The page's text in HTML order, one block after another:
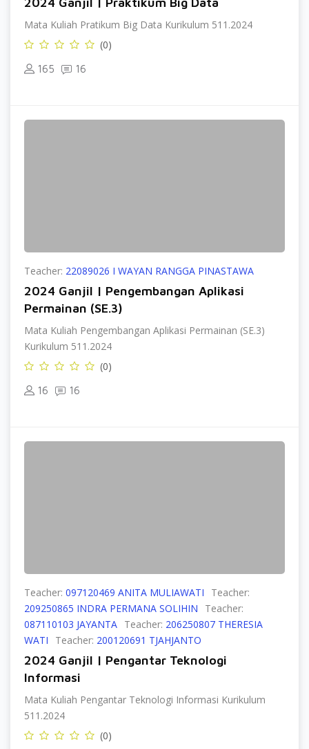
Mata Kuliah Pratikum Big Data Kurikulum 511.2024
(0)
165 16
Teacher: 22089026 I WAYAN RANGGA PINASTAWA
2024 Ganjil | Pengembangan Aplikasi
Permainan (SE.3)
Mata Kuliah Pengembangan Aplikasi Permainan (SE.3)
Kurikulum 511.2024
(0)
16 16
Teacher: 097120469 ANITA MULIAWATI
Teacher:
209250865 INDRA PERMANA SOLIHIN
Teacher:
087110103 JAYANTA Teacher: 206250807 THERESIA
WATI
Teacher: 200120691 TJAHJANTO
2024 Ganjil | Pengantar Teknologi
Informasi
Mata Kuliah Pengantar Teknologi Informasi Kurikulum
511.2024
(0)